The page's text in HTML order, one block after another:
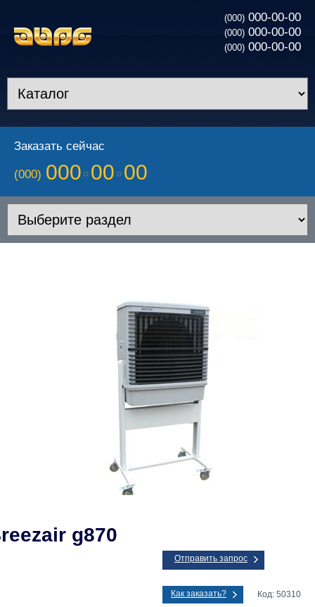
(000) 000-00-00
(000) 000-00-00
(000) 000-00-00
Заказать сейчас
(000) 000 00 00
g870
Отправить запрос
Как заказать? Код: 50310